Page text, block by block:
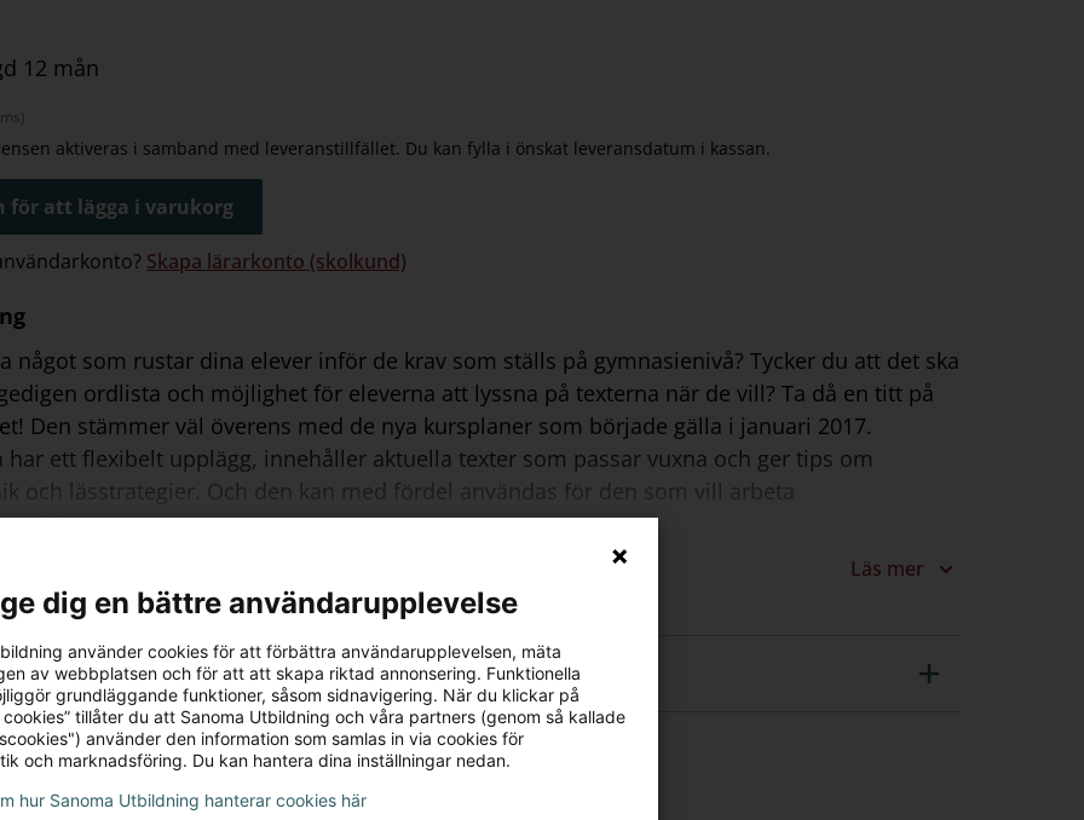
12 mån
aktiveras i samband med leveranstillfället. Du kan fylla i önskat leveransdatum i kassan.
för att lägga i varukorg
Skapa lärarkonto (skolkund)
något som rustar dina elever inför de krav som ställs på gymnasienivå? Tycker du att det ska
ordlista och möjlighet för eleverna att lyssna på texterna när de vill? Ta då en titt på
Den stämmer väl överens med de nya kursplaner som började gälla i januari 2017.
har ett flexibelt upplägg, innehåller aktuella texter som passar vuxna och ger tips om
och lässtrategier. Och den kan med fördel användas för den som vill arbeta
Läs mer
dig en bättre användarupplevelse
använder cookies för att förbättra användarupplevelsen, mäta
av webbplatsen och för att att skapa riktad annonsering. Funktionella
grundläggande funktioner, såsom sidnavigering. När du klickar på
cookies” tillåter du att Sanoma Utbildning och våra partners (genom så kallade
använder den information som samlas in via cookies för
och marknadsföring. Du kan hantera dina inställningar nedan.
hur Sanoma Utbildning hanterar cookies här